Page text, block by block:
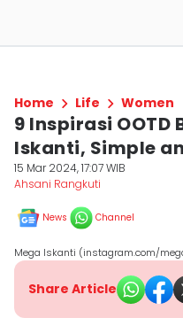
Home Life Women
9 Inspirasi OOTD
Iskanti, Simple
15 Mar 2024, 17:07 WIB
Ahsani Rangkuti
News Channel
Mega Iskanti (instagram.com/
Share Article